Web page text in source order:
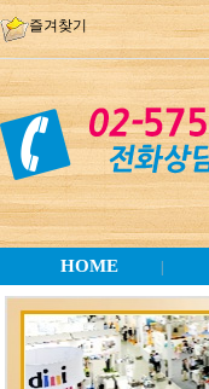
즐겨찾기
HOME